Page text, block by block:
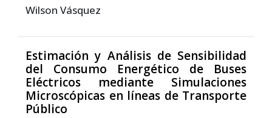
Wilson Vásquez
Estimación y Análisis de Sensibilidad
del Consumo Energético de Buses
Eléctricos mediante Simulaciones
Microscópicas en líneas de Transporte
Público